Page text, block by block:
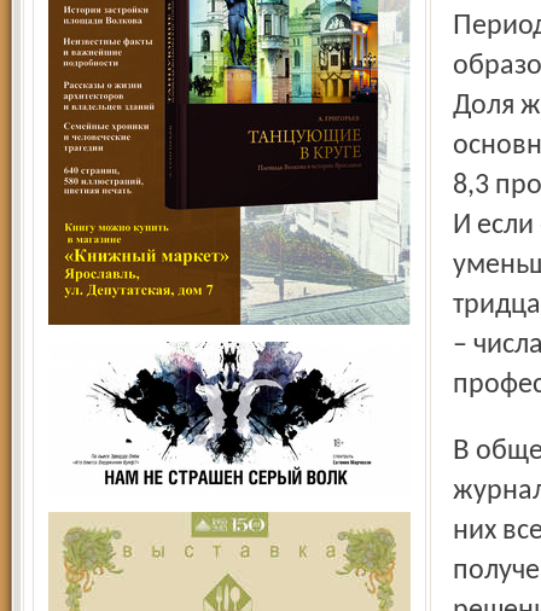
Период 2002 – 2010 годов отмечен ростом уровня
Доля
8,3
И
–
В общем, есть над чем поразмышлять и нашему брату
них